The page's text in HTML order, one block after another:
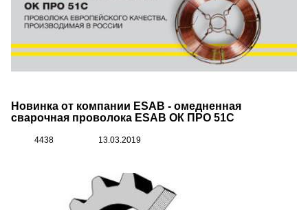
Новинка от компании ESAB - омедненная
сварочная проволока ESAB ОК ПРО 51С
4438 13.03.2019